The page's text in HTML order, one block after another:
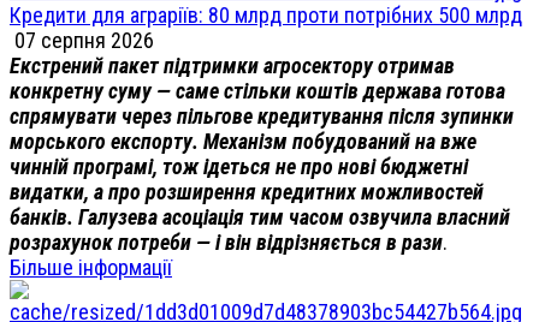
Кредити для аграріїв: 80 млрд проти потрібних 500 млрд
07 серпня 2026
Екстрений пакет підтримки агросектору отримав
конкретну суму — саме стільки коштів держава готова
спрямувати через пільгове кредитування після зупинки
морського експорту. Механізм побудований на вже
чинній програмі, тож ідеться не про нові бюджетні
видатки, а про розширення кредитних можливостей
банків. Галузева асоціація тим часом озвучила власний
розрахунок потреби — і він відрізняється в рази.
Більше інформації